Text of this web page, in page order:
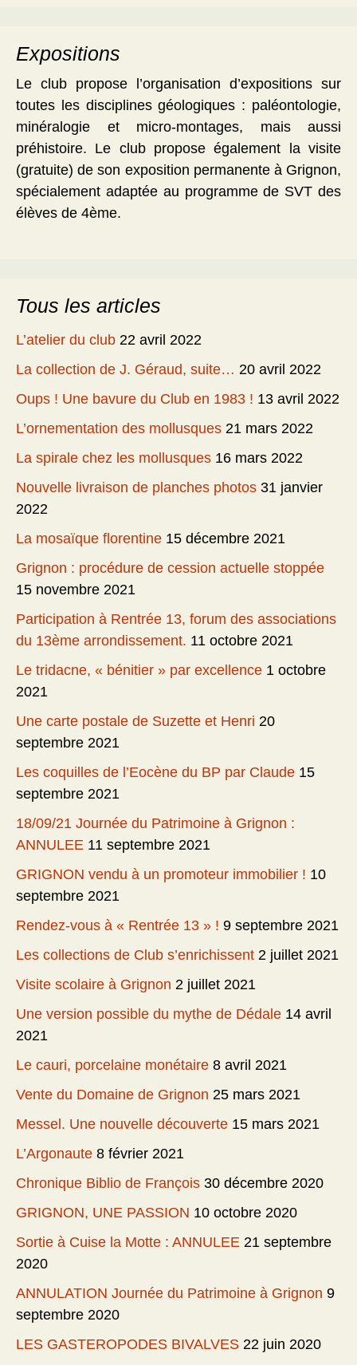
Expositions
Le club propose l’organisation d’expositions sur
toutes les disciplines géologiques : paléontologie,
minéralogie et micro-montages, mais aussi
préhistoire. Le club propose également la visite
(gratuite) de son exposition permanente à Grignon,
spécialement adaptée au programme de SVT des
élèves de 4ème.
Tous les articles
L’atelier du club 22 avril 2022
La collection de J. Géraud, suite… 20 avril 2022
Oups ! Une bavure du Club en 1983 ! 13 avril 2022
L’ornementation des mollusques 21 mars 2022
La spirale chez les mollusques 16 mars 2022
Nouvelle livraison de planches photos 31 janvier
2022
La mosaïque florentine 15 décembre 2021
Grignon : procédure de cession actuelle stoppée
15 novembre 2021
Participation à Rentrée 13, forum des associations
du 13ème arrondissement. 11 octobre 2021
Le tridacne, « bénitier » par excellence 1 octobre
2021
Une carte postale de Suzette et Henri 20
septembre 2021
Les coquilles de l’Eocène du BP par Claude 15
septembre 2021
18/09/21 Journée du Patrimoine à Grignon :
ANNULEE 11 septembre 2021
GRIGNON vendu à un promoteur immobilier ! 10
septembre 2021
Rendez-vous à « Rentrée 13 » ! 9 septembre 2021
Les collections de Club s’enrichissent 2 juillet 2021
Visite scolaire à Grignon 2 juillet 2021
Une version possible du mythe de Dédale 14 avril
2021
Le cauri, porcelaine monétaire 8 avril 2021
Vente du Domaine de Grignon 25 mars 2021
Messel. Une nouvelle découverte 15 mars 2021
L’Argonaute 8 février 2021
Chronique Biblio de François 30 décembre 2020
GRIGNON, UNE PASSION 10 octobre 2020
Sortie à Cuise la Motte : ANNULEE 21 septembre
2020
ANNULATION Journée du Patrimoine à Grignon 9
septembre 2020
LES GASTEROPODES BIVALVES 22 juin 2020